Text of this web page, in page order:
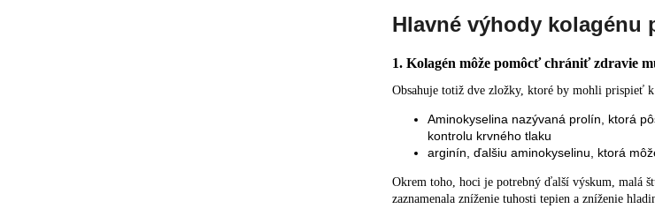
Hlavné výhody kolagénu
1. Kolagén môže pomôcť chrániť zdravie
Obsahuje totiž dve zložky, ktoré by mohli prispieť k
Aminokyselina nazývaná prolín, ktorá
kontrolu krvného tlaku
arginín, ďalšiu aminokyselinu, ktorá
Okrem toho, hoci je potrebný ďalší výskum, malá
zaznamenala zníženie tuhosti tepien a zníženie